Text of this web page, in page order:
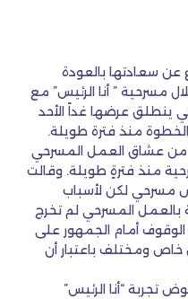
عن سعادتها بالعودة
مسرحية ” أنا الرئيس” مع
ينطلق عرضها غداً الأحد
منذ فترة طويلة.
من عشاق العمل المسرحي
منذ فترةٍ طويلة. وقالت
مسرحي لكن لأسباب
بالعمل المسرحي لم تخرج
أمام الجمهور على
ومختلف باعتبار أن
“أنا الرئيس”